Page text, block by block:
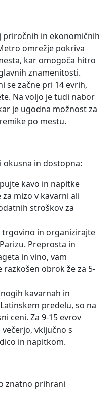
priročnih in ekonomičnih
omrežje pokriva
kar omogoča hitro
znamenitosti.
se začne pri 14 evrih,
Na voljo je tudi nabor
je ugodna možnost za
po mestu.
okusna in dostopna:
kavo in napitke
mizo v kavarni ali
stroškov za
trgovino in organizirajte
Preprosta in
in vino, vam
obrok že za 5-
kavarnah in
predelu, so na
ceni. Za 9-15 evrov
vključno s
in napitkom.
znatno prihrani